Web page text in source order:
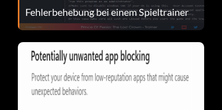
Fehlerbehebung bei einem Spieltrainer